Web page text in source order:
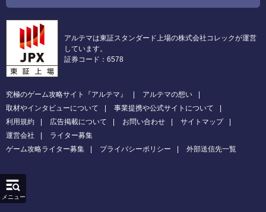
アルテマは東証スタンダード上場の株式会社コレックが運営
しています。
証券コード：6578
究極のゲーム攻略サイト『アルテマ』
アルテマの想い
取材やインタビューについて
事業提携や公式サイトについて
利用規約
広告掲載について お問い合わせ
サイトマップ
運営会社
ライター募集
ゲーム攻略ライター募集
プライバシーポリシー 外部送信先一覧
メニュー